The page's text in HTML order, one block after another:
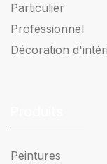
Particulier
Professionnel
Décoration
Peintures